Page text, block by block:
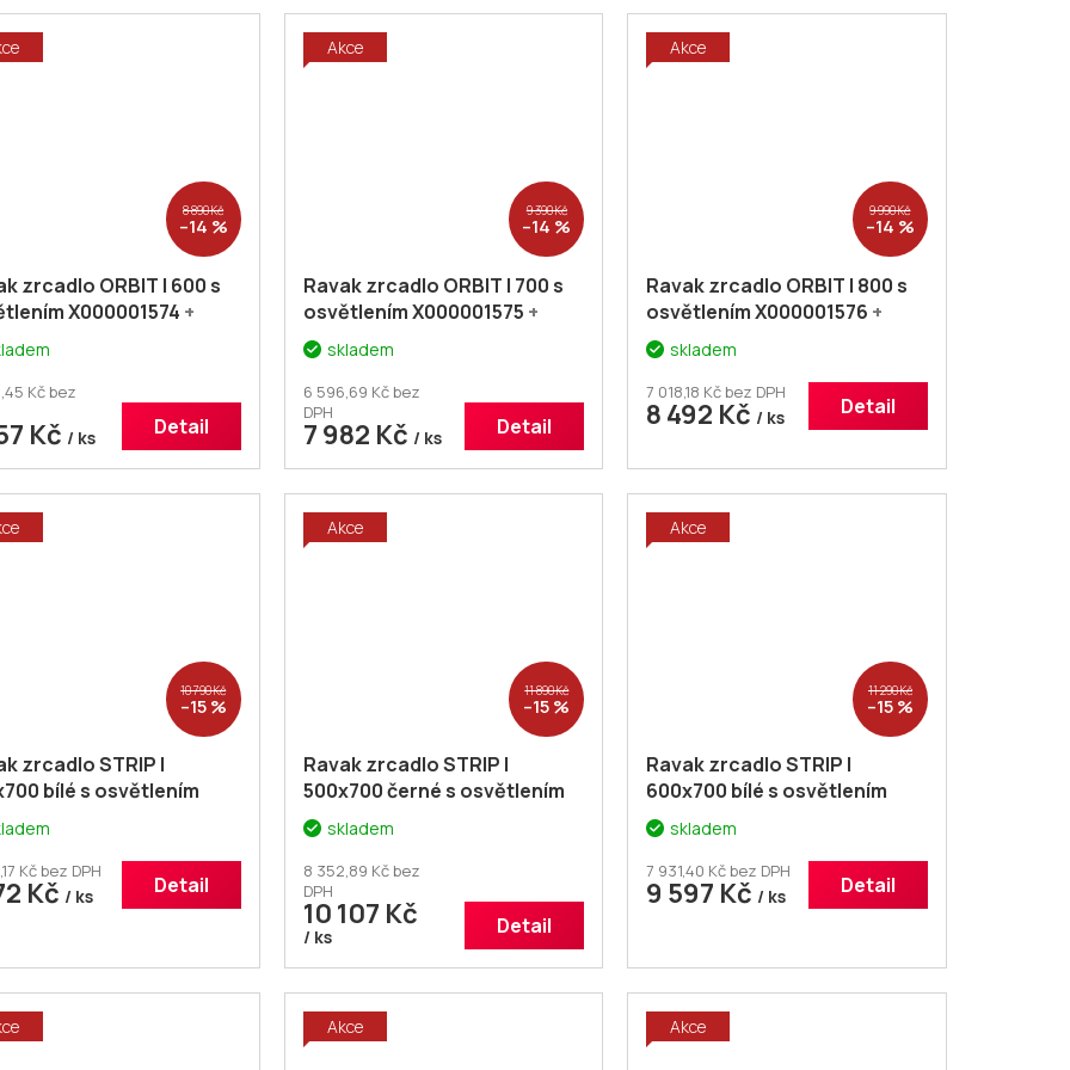
8 890 Kč
–14 %
zrcadlo ORBIT I 600 s
X000001574 +
Dodatečná sleva
KOUPELNA
Kč bez
Kč / ks Detail
Akce
9 390 Kč
–14 %
Ravak zrcadlo ORBIT I 700 s
osvětlením X000001575 +
voucher# Dodatečná sleva
5% kód: KOUPELNA
skladem
6 596,69 Kč bez
DPH
7 982 Kč / ks Detail
Akce
9 990 Kč
–14 %
Ravak zrcadlo ORBIT I 800 s
osvětlením X000001576 +
voucher# Dodatečná sleva
5% kód: KOUPELNA
skladem
7 018,18 Kč bez DPH
8 492 Kč / ks Detail
10 790 Kč
–15 %
zrcadlo STRIP I
bílé s osvětlením
sleva 5% kód:
Kč bez DPH
Kč / ks Detail
Akce
11 890 Kč
–15 %
Ravak zrcadlo STRIP I
500x700 černé s osvětlením
X000001569
Dodatečná sleva 5% kód:
KOUPELNA
skladem
8 352,89 Kč bez
DPH
10 107 Kč
/ ks Detail
Akce
11 290 Kč
–15 %
Ravak zrcadlo STRIP I
600x700 bílé s osvětlením
X000001566
Dodatečná sleva 5% kód:
KOUPELNA
skladem
7 931,40 Kč bez DPH
9 597 Kč / ks Detail
Akce Akce